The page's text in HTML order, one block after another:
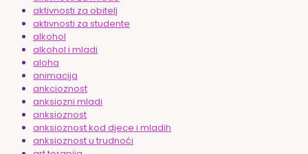
aktivnosti za obitelj
aktivnosti za studente
alkohol
alkohol i mladi
aloha
animacija
ankcioznost
anksiozni mladi
anksioznost
anksioznost kod djece i mladih
anksioznost u trudnoći